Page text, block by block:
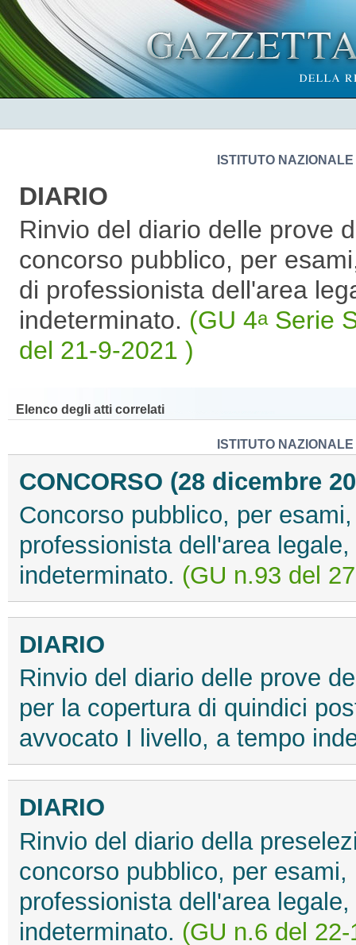
ISTITUTO
DIARIO
Rinvio del diario delle prove
concorso pubblico, per
di professionista dell'area
indeterminato. (GU 4aSerie
del 21-9-2021 )
Elenco degli atti correlati
ISTITUTO
CONCORSO (28 dicembre
Concorso pubblico, per
professionista dell'area
indeterminato. (GU n.93 del
DIARIO
Rinvio del diario delle prove
per la copertura di quindici
avvocato I livello, a tempo
DIARIO
Rinvio del diario della
concorso pubblico, per
professionista dell'area
indeterminato. (GU n.6 del